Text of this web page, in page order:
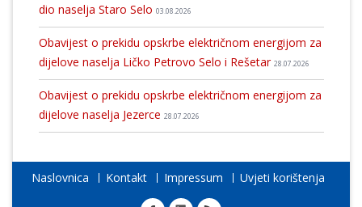
dio naselja Staro Selo 03.08.2026
Obavijest o prekidu opskrbe električnom energijom za
dijelove naselja Ličko Petrovo Selo i Rešetar 28.07.2026
Obavijest o prekidu opskrbe električnom energijom za
dijelove naselja Jezerce 28.07.2026
Naslovnica Kontakt Impressum Uvjeti korištenja